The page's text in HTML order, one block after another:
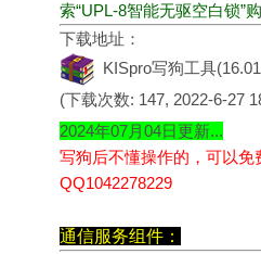
索“UPL-8智能无驱空白锁”
下载地址：
KISpro写狗工具
(下载次数: 147, 2022-6-27
2024年07月04日更新...
写狗后不懂操作的，可以免
QQ1042278229
通信服务组件：